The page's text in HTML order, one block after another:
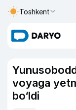
Toshkent
voyaga
bo‘ldi